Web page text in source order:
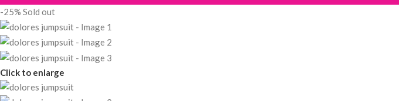
-25% Sold out
Click to enlarge